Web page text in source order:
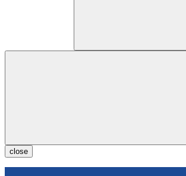
close